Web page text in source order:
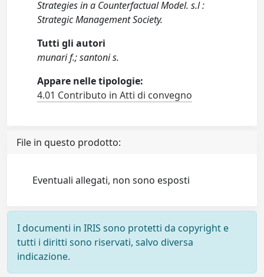
Strategies in a Counterfactual Model. s.l :
Strategic Management Society.
Tutti gli autori
munari f.; santoni s.
Appare nelle tipologie:
4.01 Contributo in Atti di convegno
File in questo prodotto:
Eventuali allegati, non sono esposti
I documenti in IRIS sono protetti da copyright e
tutti i diritti sono riservati, salvo diversa
indicazione.